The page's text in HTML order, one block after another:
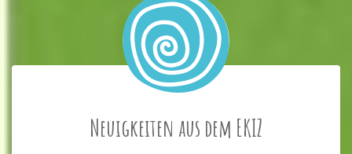
Neuigkeiten aus dem EKIZ